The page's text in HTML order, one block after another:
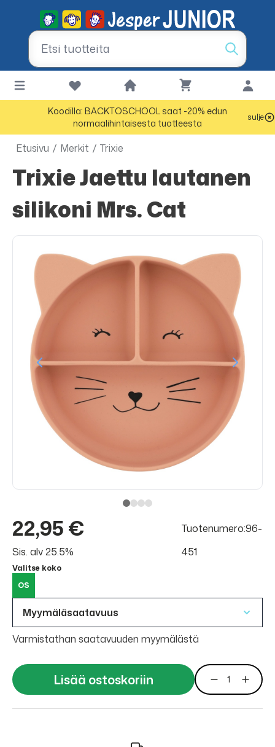
Koodilla: BACKTOSCHOOL saat -20% edun
normaalihintaisesta tuotteesta
sulje
Etusivu / Merkit / Trixie
Trixie Jaettu lautanen
silikoni Mrs. Cat
22,95 €
Sis. alv 25.5%
Tuotenumero:96-
451
Valitse koko
OS
Myymäläsaatavuus
Varmistathan saatavuuden myymälästä
Lisää ostoskoriin